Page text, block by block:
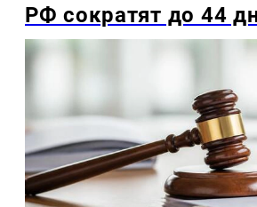
РФ сократят до 44